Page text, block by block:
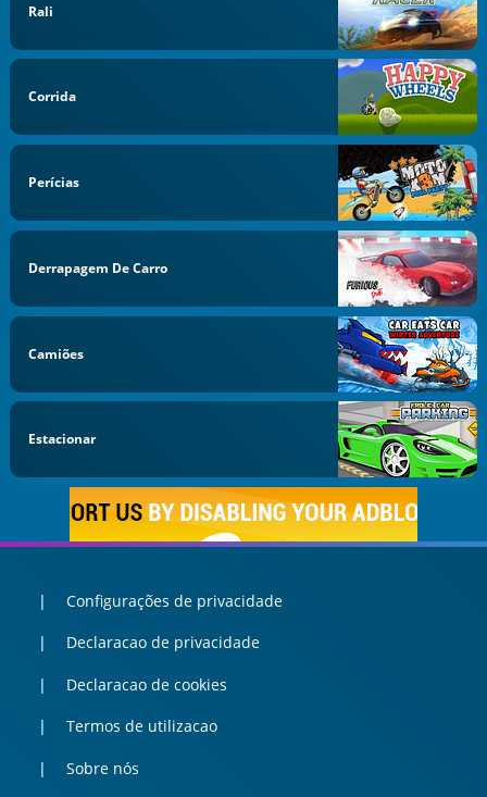
Rali
Corrida
Perícias
Derrapagem De Carro
Camiões
Estacionar
Configurações de privacidade
Declaracao de privacidade
Declaracao de cookies
Termos de utilizacao
Sobre nós